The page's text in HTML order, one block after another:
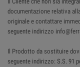
documentazione relativa
originale e contattare
seguente indirizzo
Il Prodotto da sostituire
seguente indirizzo: S.S. 91